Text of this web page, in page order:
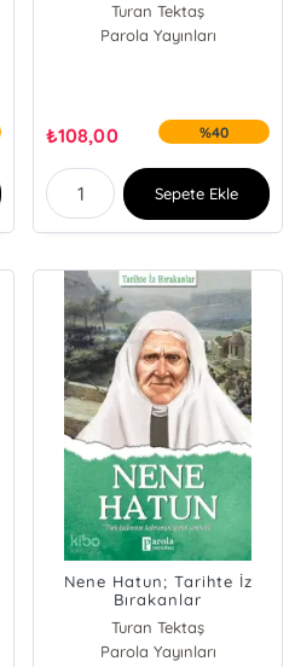
Turan Tektaş
Parola Yayınları
₺108,00 %40
Sepete Ekle
Nene Hatun; Tarihte İz
Bırakanlar
Turan Tektaş
Parola Yayınları